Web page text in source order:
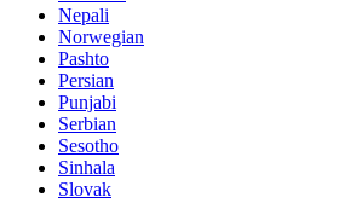
Nepali
Norwegian
Pashto
Persian
Punjabi
Serbian
Sesotho
Sinhala
Slovak